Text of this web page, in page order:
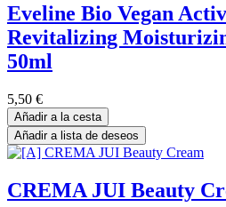
Eveline Bio Vegan
Revitalizing
50ml
5,50 €
Añadir a la cesta
Añadir a lista de deseos
CREMA JUI Beauty